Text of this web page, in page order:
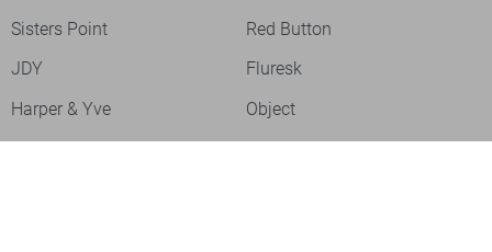
Sisters Point
Red Button
JDY
Fluresk
Harper & Yve
Object